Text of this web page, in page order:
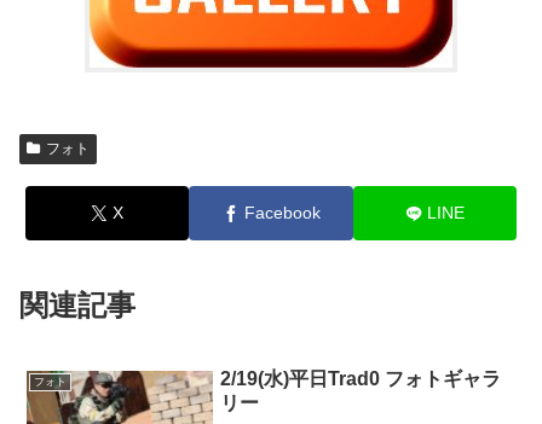
フォト
X Facebook LINE
関連記事
フォト
2/19(水)平日Trad0 フォトギャラ
リー